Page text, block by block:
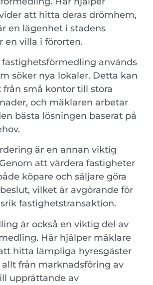
att hitta deras drömhem,
en lägenhet i stadens
en villa i förorten.
används
söker nya lokaler. Detta kan
små kontor till stora
och mäklaren arbetar
bästa lösningen baserat på
är en annan viktig
att värdera fastigheter
köpare och säljare göra
vilket är avgörande för
fastighetstransaktion.
är också en viktig del av
Här hjälper mäklare
hitta lämpliga hyresgäster
från marknadsföring av
upprättande av